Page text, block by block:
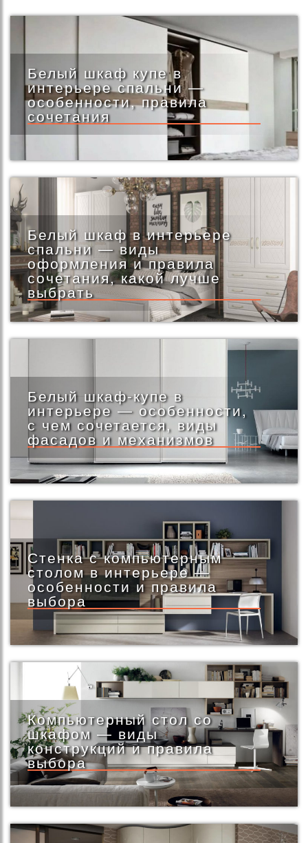
Белый шкаф купе в
интерьере спальни —
особенности, правила
сочетания
Белый шкаф в интерьере
спальни — виды
оформления и правила
сочетания, какой лучше
выбрать
Белый шкаф-купе в
интерьере — особенности,
с чем сочетается, виды
фасадов и механизмов
Стенка с компьютерным
столом в интерьере —
особенности и правила
выбора
Компьютерный стол со
шкафом — виды
конструкций и правила
выбора